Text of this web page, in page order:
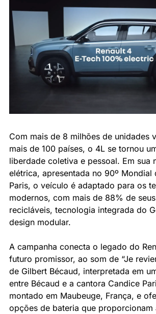
Com mais de 8 milhões de unidades
mais de 100 países, o 4L se tornou
liberdade coletiva e pessoal. Em sua
elétrica, apresentada no 90º Mondial
Paris, o veículo é adaptado para os
modernos, com mais de 88% de
recicláveis, tecnologia integrada do
design modular.
A campanha conecta o legado do
futuro promissor, ao som de “Je
de Gilbert Bécaud, interpretada em
entre Bécaud e a cantora Candice
montado em Maubeuge, França, e
opções de bateria que proporcionam